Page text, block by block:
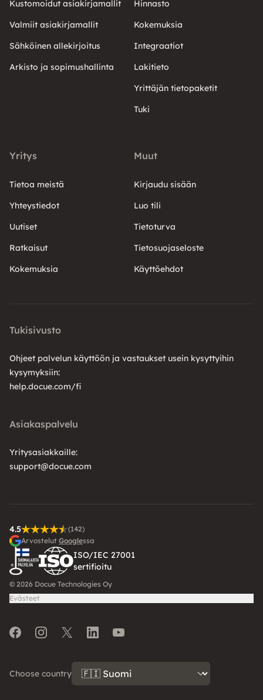
Kustomoidut asiakirjamallit
Valmiit asiakirjamallit
Sähköinen allekirjoitus
Arkisto ja sopimushallinta
Hinnasto
Kokemuksia
Integraatiot
Lakitieto
Yrittäjän tietopaketit
Tuki
Yritys
Tietoa meistä
Yhteystiedot
Uutiset
Ratkaisut
Kokemuksia
Muut
Kirjaudu sisään
Luo tili
Tietoturva
Tietosuojaseloste
Käyttöehdot
Tukisivusto
Ohjeet palvelun käyttöön ja vastaukset usein kysyttyihin
kysymyksiin:
help.docue.com/fi
Asiakaspalvelu
Yritysasiakkaille:
support@docue.com
4.5
(142)
Arvostelut Googlessa
ISO/IEC 27001
sertifioitu
© 2026 Docue Technologies Oy
Evästeet
FacebookInstagramTwitterLinkedInYoutube
Choose country